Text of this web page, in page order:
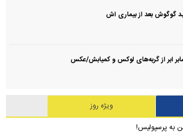
گوگوش بعد از بیماری اش
ابر از گربه‌های لوکس و کمیابش/عکس
ویژه روز
به پرسپولیس!